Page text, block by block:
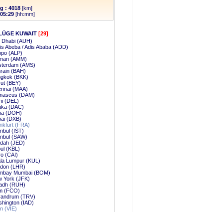
: 4018 [km]
[hh:mm]
KUWAIT [29]
Dhabi (AUH)
Abeba / Adis Ababa (ADD)
(ALP)
(AMM)
(AMS)
(BAH)
(BKK)
(BEY)
(MAA)
(DAM)
(DEL)
(DAC)
(DOH)
(DXB)
(FRA)
(IST)
(SAW)
(JED)
(KBL)
(CAI)
Lumpur (KUL)
(LHR)
Mumbai (BOM)
York (JFK)
(RUH)
(FCO)
(TRV)
(IAD)
(VIE)